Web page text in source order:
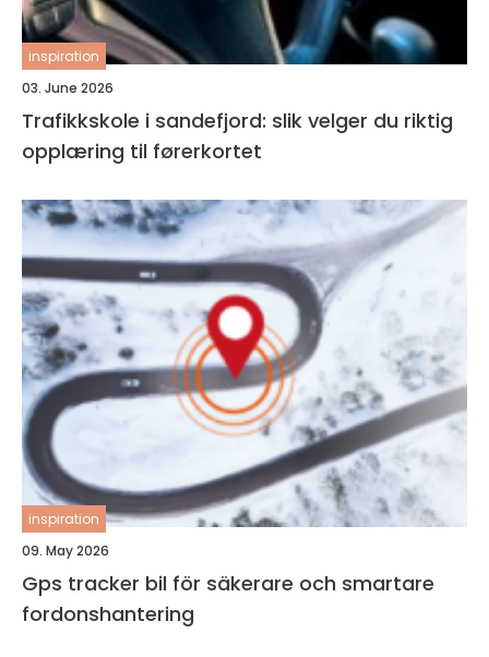
inspiration
03. June 2026
Trafikkskole i sandefjord: slik velger du riktig
opplæring til førerkortet
inspiration
09. May 2026
Gps tracker bil för säkerare och smartare
fordonshantering